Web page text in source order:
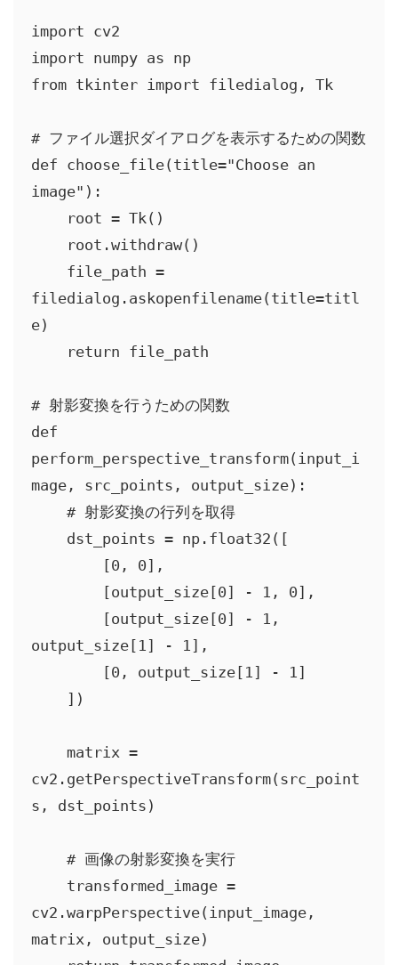
import cv2
import numpy as np
from tkinter import filedialog, Tk
# ファイル選択ダイアログを表示するための関数
def choose_file(title="Choose an
image"):
filedialog.askopenfilename(title=titl
e)
# 射影変換を行うための関数
def
perform_perspective_transform(input_i
mage, src_points, output_size):
output_size[1] - 1],
cv2.getPerspectiveTransform(src_point
s, dst_points)
cv2.warpPerspective(input_image,
matrix, output_size)